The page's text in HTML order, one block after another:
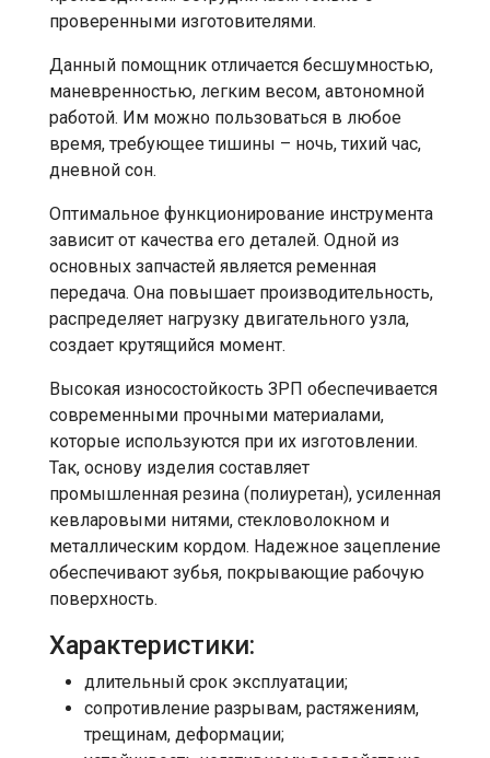
проверенными изготовителями.
Данный помощник отличается бесшумностью,
маневренностью, легким весом, автономной
работой. Им можно пользоваться в любое
время, требующее тишины – ночь, тихий час,
дневной сон.
Оптимальное функционирование инструмента
зависит от качества его деталей. Одной из
основных запчастей является ременная
передача. Она повышает производительность,
распределяет нагрузку двигательного узла,
создает крутящийся момент.
Высокая износостойкость ЗРП обеспечивается
современными прочными материалами,
которые используются при их изготовлении.
Так, основу изделия составляет
промышленная резина (полиуретан), усиленная
кевларовыми нитями, стекловолокном и
металлическим кордом. Надежное зацепление
обеспечивают зубья, покрывающие рабочую
поверхность.
Характеристики:
длительный срок эксплуатации;
сопротивление разрывам, растяжениям,
трещинам, деформации;